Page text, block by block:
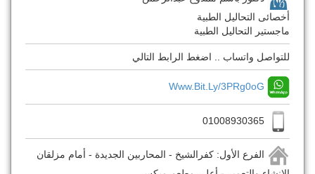
أخصائى التحاليل الطبية
ماجستير التحاليل الطبية
للتواصل واتساب .. اضغط الرابط التالي
Www.bit.ly/3PRg0oG
الفرع الأول: كفرالشيخ - المحاربين الجديدة - أمام مزلقان